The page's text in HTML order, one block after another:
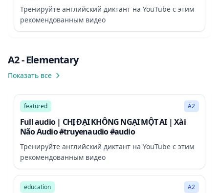
Тренируйте английский диктант на YouTube с этим
рекомендованным видео
A2 - Elementary
Показать все
featured A2
Full audio | CHỊ ĐẠI KHÔNG NGẠI MỘT AI | Xài
Não Audio #truyenaudio #audio
Тренируйте английский диктант на YouTube с этим
рекомендованным видео
48:42
education A2